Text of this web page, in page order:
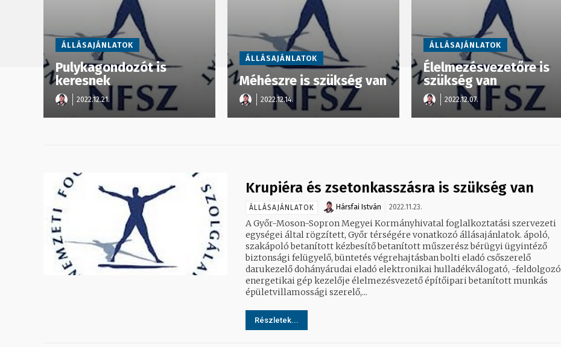
ÁLLÁSAJÁNLATOK
Pulykagondozót is
keresnek
2022.12.21.
ÁLLÁSAJÁNLATOK
Méhészre is szükség van
2022.12.14.
ÁLLÁSAJÁNLATOK
Élelmezésvezetőre is
szükség van
2022.12.07.
Krupiéra és zsetonkasszásra is szükség van
ÁLLÁSAJÁNLATOK Hársfai István 2022.11.23.
A Győr-Moson-Sopron Megyei Kormányhivatal foglalkoztatási szervezeti
egységei által rögzített, Győr térségére vonatkozó állásajánlatok. ápoló,
szakápoló betanított kézbesítő betanított műszerész bérügyi ügyintéző
biztonsági felügyelő, büntetés végrehajtásban bolti eladó csőszerelő
darukezelő dohányárudai eladó elektronikai hulladékválogató, -feldolgozó
energetikai gép kezelője élelmezésvezető építőipari betanított munkás
épületvillamossági szerelő,...
Részletek...